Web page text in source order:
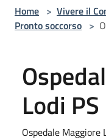
Home > Vivere il
Pronto soccorso >
Lodi
Ospedale Maggiore